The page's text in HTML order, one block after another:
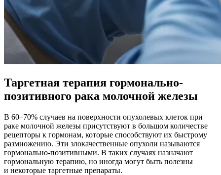
Таргетная терапия гормонально-
позитивного рака молочной железы
В 60–70% случаев на поверхности опухолевых клеток при
раке молочной железы присутствуют в большом количестве
рецепторы к гормонам, которые способствуют их быстрому
размножению. Эти злокачественные опухоли называются
гормонально-позитивными. В таких случаях назначают
гормональную терапию, но иногда могут быть полезны
и некоторые таргетные препараты.